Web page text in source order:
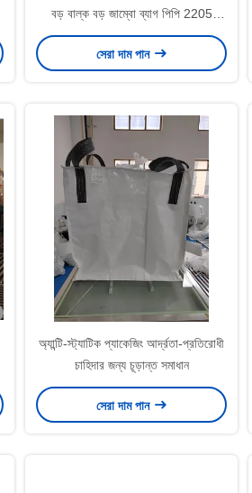
বড় বাল্ক বড় জাম্বো ব্যাগ পিপি 2205
এলবিএস
সেরা দাম পান
অ্যান্টি-স্ট্যাটিক প্যাকেজিং আর্দ্রতা-প্রতিরোধী
চাহিদার জন্য চূড়ান্ত সমাধান
সেরা দাম পান